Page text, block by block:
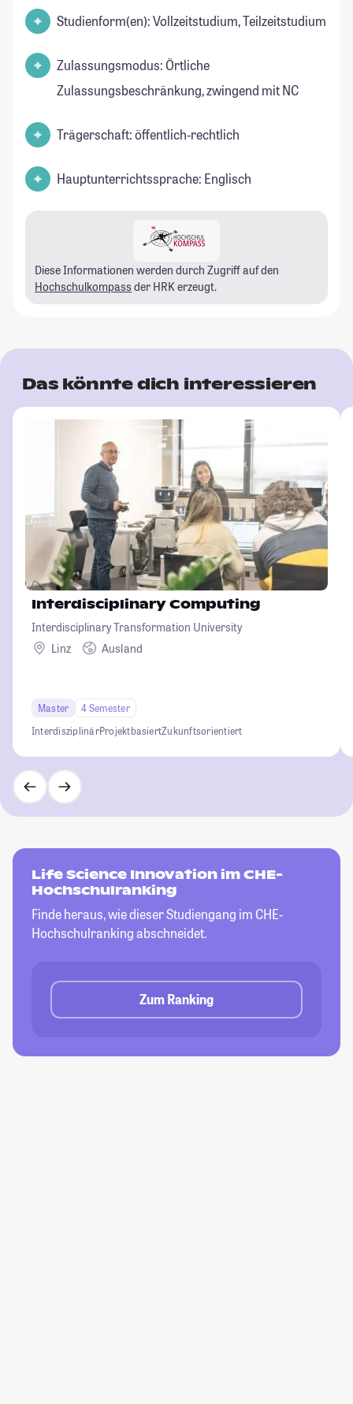
Studienform(en): Vollzeitstudium, Teilzeitstudium
Zulassungsmodus: Örtliche
Zulassungsbeschränkung, zwingend mit NC
Trägerschaft: öffentlich-rechtlich
Hauptunterrichtssprache: Englisch
Diese Informationen werden durch Zugriff auf den
Hochschulkompass der HRK erzeugt.
Das könnte dich interessieren
Interdisciplinary Computing
Interdisciplinary Transformation University
Linz
Ausland
Master
4 Semester
InterdisziplinärProjektbasiertZukunftsorientiert
Life Science Innovation im CHE-
Hochschulranking
Finde heraus, wie dieser Studiengang im CHE-
Hochschulranking abschneidet.
Zum Ranking